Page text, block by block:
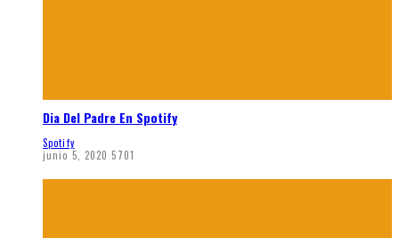
Dia Del Padre En Spotify
Spotify
junio 5, 2020 5701